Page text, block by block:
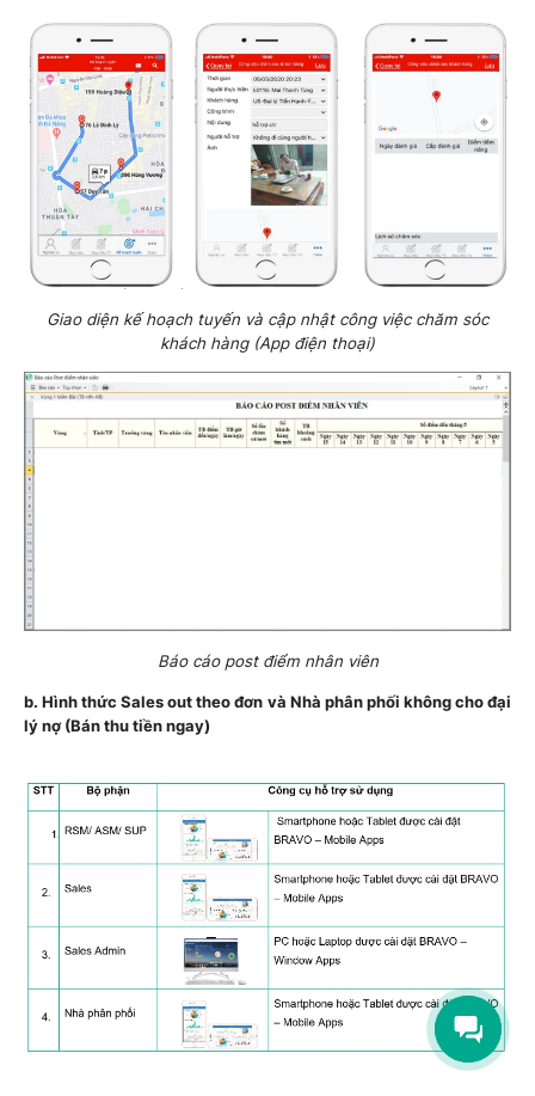
Giao diện kế hoạch tuyến và cập nhật công việc chăm sóc
khách hàng (App điện thoại)
Báo cáo post điểm nhân viên
b. Hình thức Sales outtheo đơn và Nhà phân phối không cho đại
lý nợ (Bán thu tiền ngay)